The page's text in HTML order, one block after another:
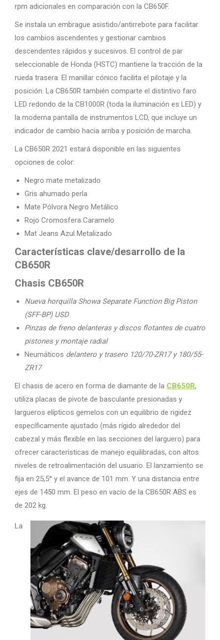
rpm adicionales en comparación con la CB650F.
Se instala un embrague asistido/antirrebote para facilitar
los cambios ascendentes y gestionar cambios
descendentes rápidos y sucesivos. El control de par
seleccionable de Honda (HSTC) mantiene la tracción de la
rueda trasera. El manillar cónico facilita el pilotaje y la
posición. La CB650R también comparte el distintivo faro
LED redondo de la CB1000R (toda la iluminación es LED) y
la moderna pantalla de instrumentos LCD, que incluye un
indicador de cambio hacia arriba y posición de marcha.
La CB650R 2021 estará disponible en las siguientes
opciones de color:
Negro mate metalizado
Gris ahumado perla
Mate Pólvora Negro Metálico
Rojo Cromosfera Caramelo
Mat Jeans Azul Metalizado
Características clave/desarrollo de la
CB650R
Chasis CB650R
Nueva horquilla Showa Separate Function Big Piston
(SFF-BP) USD
Pinzas de freno delanteras y discos flotantes de cuatro
pistones y montaje radial
Neumáticos delantero y trasero 120/70-ZR17 y 180/55-
ZR17
El chasis de acero en forma de diamante de la CB650R,
utiliza placas de pivote de basculante presionadas y
largueros elípticos gemelos con un equilibrio de rigidez
específicamente ajustado (más rígido alrededor del
cabezal y más flexible en las secciones del larguero) para
ofrecer características de manejo equilibradas, con altos
niveles de retroalimentación del usuario. El lanzamiento se
fija en 25,5° y el avance de 101 mm. Y una distancia entre
ejes de 1450 mm. El peso en vacío de la CB650R ABS es
de 202 kg.
La